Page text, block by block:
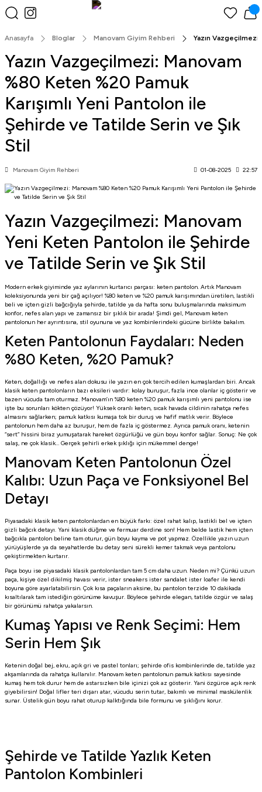
Peşin Fiyatına 3 Taksit!
Anasayfa Bloglar Manovam Giyim Rehberi Yazın
Yazın Vazgeçilmezi: Manovam
%80 Keten %20 Pamuk
Karışımlı Yeni Pantolon ile
Şehirde ve Tatilde Serin ve Şık
Stil
Manovam Giyim Rehberi 01-08-2025 22:57
Yazın Vazgeçilmezi: Manovam
Yeni Keten Pantolon ile Şehirde
ve Tatilde Serin ve Şık Stil
Modern erkek giyiminde yaz aylarının kurtarıcı parçası: keten pantolon. Artık Manovam
koleksiyonunda yeni bir çağ açılıyor! %80 keten ve %20 pamuk karışımından üretilen, lastikli
beli ve içten gizli bağcığıyla şehirde, tatilde ya da hafta sonu buluşmalarında maksimum
konfor, nefes alan yapı ve zamansız bir şıklık bir arada! Şimdi gel, Manovam keten
pantolonun her ayrıntısına, stil oyununa ve yaz kombinlerindeki gücüne birlikte bakalım.
Keten Pantolonun Faydaları: Neden
%80 Keten, %20 Pamuk?
Keten, doğallığı ve nefes alan dokusu ile yazın en çok tercih edilen kumaşlardan biri. Ancak
klasik keten pantolonların bazı eksileri vardır: kolay buruşur, fazla ince olanlar iç gösterir ve
bazen vücuda tam oturmaz. Manovam’ın %80 keten %20 pamuk karışımlı yeni pantolonu ise
işte bu sorunları kökten çözüyor! Yüksek oranlı keten, sıcak havada cildinin rahatça nefes
almasını sağlarken; pamuk katkısı kumaşa tok bir duruş ve hafif matlık verir. Böylece
pantolonun hem daha az buruşur, hem de fazla iç göstermez. Ayrıca pamuk oranı, ketenin
“sert” hissini biraz yumuşatarak hareket özgürlüğü ve gün boyu konfor sağlar. Sonuç: Ne çok
salaş, ne çok klasik… Gerçek şehirli erkek şıklığı için mükemmel denge!
Manovam Keten Pantolonun Özel
Kalıbı: Uzun Paça ve Fonksiyonel Bel
Detayı
Piyasadaki klasik keten pantolonlardan en büyük farkı: özel rahat kalıp, lastikli bel ve içten
gizli bağcık detayı. Yani klasik düğme ve fermuar derdine son! Hem belde lastik hem içten
bağcıkla pantolon beline tam oturur, gün boyu kayma ve pot yapmaz. Özellikle yazın uzun
yürüyüşlerde ya da seyahatlerde bu detay seni sürekli kemer takmak veya pantolonu
çekiştirmekten kurtarır.
Paça boyu ise piyasadaki klasik pantolonlardan tam 5 cm daha uzun. Neden mi? Çünkü uzun
paça, kişiye özel dikilmiş havası verir, ister sneakers ister sandalet ister loafer ile kendi
boyuna göre ayarlatabilirsin. Çok kısa paçaların aksine, bu pantolon terzide 10 dakikada
kısaltılarak tam istediğin görünüme kavuşur. Böylece şehirde elegan, tatilde özgür ve salaş
bir görünümü rahatça yakalarsın.
Kumaş Yapısı ve Renk Seçimi: Hem
Serin Hem Şık
Ketenin doğal bej, ekru, açık gri ve pastel tonları; şehirde ofis kombinlerinde de, tatilde yaz
akşamlarında da rahatça kullanılır. Manovam keten pantolonun pamuk katkısı sayesinde
kumaş hem tok durur hem de astarsızken bile içinizi çok az gösterir. Yani özgürce açık renk
giyebilirsin! Doğal lifler teri dışarı atar, vücudu serin tutar, bakımlı ve minimal maskülenlik
sunar. Üstelik gün boyu rahat oturup kalktığında bile formunu ve şıklığını korur.
Şehirde ve Tatilde Yazlık Keten
Pantolon Kombinleri